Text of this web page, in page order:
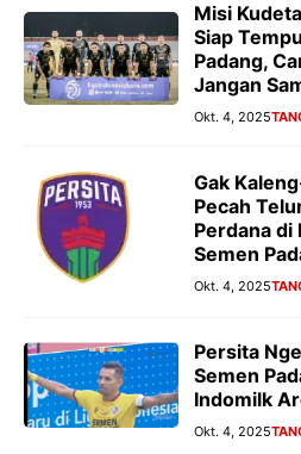
Misi
Siap
Padang,
Jangan
Okt. 4, 2025
Gak
Pecah
Perdana di
Semen
Okt. 4, 2025
Persita
Semen
Indomilk
Okt. 4, 2025